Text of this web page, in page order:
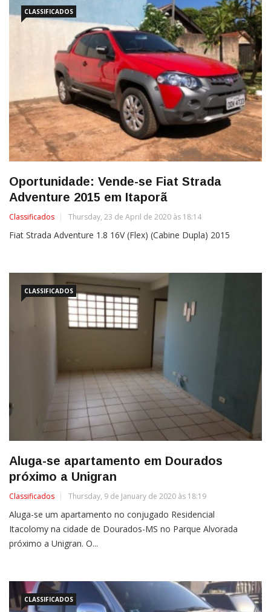
CLASSIFICADOS
Oportunidade: Vende-se Fiat Strada
Adventure 2015 em Itaporã
Classificados Thursday, 23 de April de 2020 às 18:14
Fiat Strada Adventure 1.8 16V (Flex) (Cabine Dupla) 2015
CLASSIFICADOS
Aluga-se apartamento em Dourados
próximo a Unigran
Classificados Thursday, 9 de January de 2020 às 18:19
Aluga-se um apartamento no conjugado Residencial
Itacolomy na cidade de Dourados-MS no Parque Alvorada
próximo a Unigran. O...
CLASSIFICADOS